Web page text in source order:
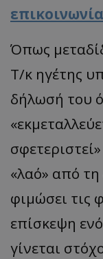
Όπως
Τ/κ ηγέτης
δήλωσή του
«λαό» από τη
φιμώσει τις
επίσκεψη
γίνεται